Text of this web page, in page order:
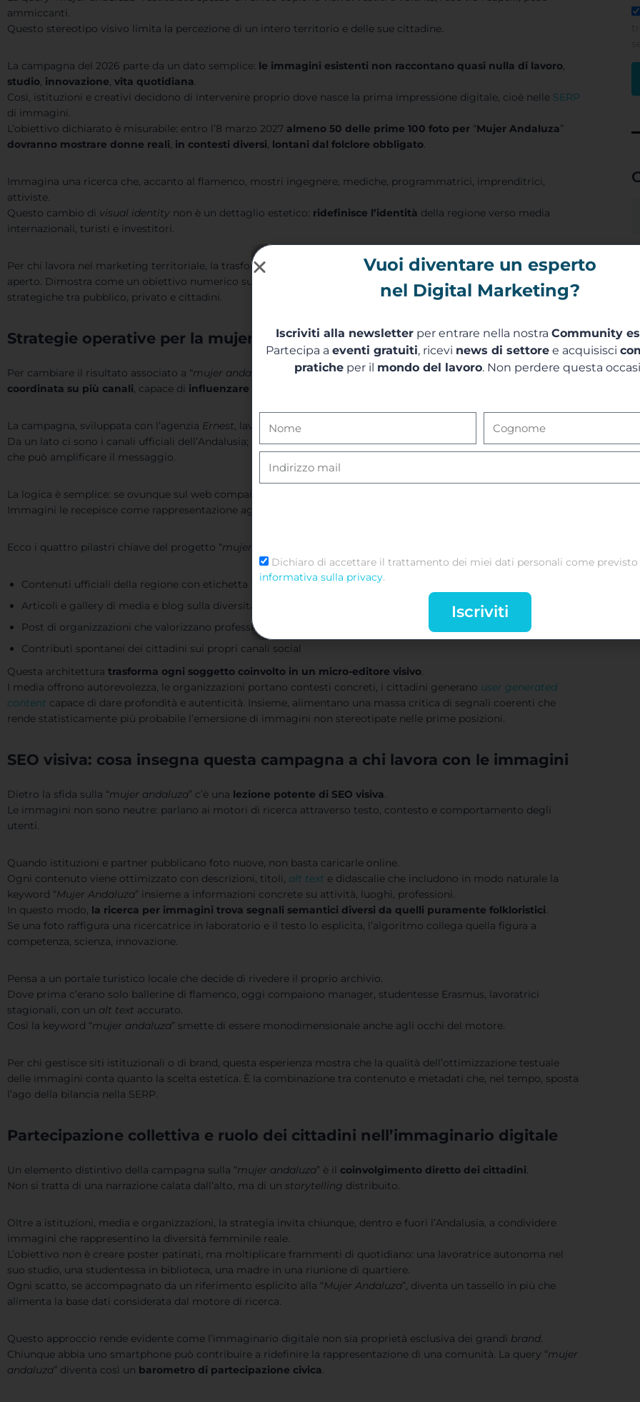
ammiccanti.
Questo stereotipo visivo limita la percezione di un intero territorio e delle sue cittadine.
La campagna del 2026 parte da un dato semplice: le immagini esistenti non raccontano quasi nulla di lavoro,
studio, innovazione, vita quotidiana.
Così, istituzioni e creativi decidono di intervenire proprio dove nasce la prima impressione digitale, cioè nelle SERP
di immagini.
L’obiettivo dichiarato è misurabile: entro l’8 marzo 2027 almeno 50 delle prime 100 foto per “Mujer Andaluza”
dovranno mostrare donne reali, in contesti diversi, lontani dal folclore obbligato.
Immagina una ricerca che, accanto al flamenco, mostri ingegnere, mediche, programmatrici, imprenditrici,
attiviste.
Questo cambio di visual identity non è un dettaglio estetico: ridefinisce l’identità della regione verso media
internazionali, turisti e investitori.
Per chi lavora nel marketing territoriale, la trasformazione della query “ mujer andaluza” è un laboratorio a cielo
aperto. Dimostra come un obiettivo numerico sulla SERP possa guidare scelte creative, piani editoriali e alleanze
strategiche tra pubblico, privato e cittadini.
Strategie operative per la mujer andaluza
Per cambiare il risultato associato a “mujer andaluza ” non basta pubblicare qualche foto bella. Serve unastrategia
coordinata su più canali, capace di influenzare l’algoritmo
La campagna, sviluppata con l’agenzia Ernest, lavora quindi su quattro fronti distinti ma interconnessi.
Da un lato ci sono i canali ufficiali dell’Andalusia; dall’altro l’ecosistema di media, organizzazioni e persone comuni
che può amplificare il messaggio.
La logica è semplice: se ovunque sul web compaiono nuove immagini etichettate correttamente, Google
Immagini le recepisce come rappresentazione aggiornata.
Ecco i quattro pilastri chiave del progetto “mujer andaluza
Contenuti ufficiali della regione con etichetta “ Mujer Andaluza” aggiornata
Articoli e gallery di media e blog sulla diversità femminile
Post di organizzazioni che valorizzano professioni e ruoli reali
Contributi spontanei dei cittadini sui propri canali social
Questa architettura trasforma ogni soggetto coinvolto in un micro-editore visivo.
I media offrono autorevolezza, le organizzazioni portano contesti concreti, i cittadini generano user generated
content capace di dare profondità e autenticità. Insieme, alimentano una massa critica di segnali coerenti che
rende statisticamente più probabile l’emersione di immagini non stereotipate nelle prime posizioni.
SEO visiva: cosa insegna questa campagna a chi lavora con le immagini
Dietro la sfida sulla “mujer andaluza” c’è una lezione potente di SEO visiva.
Le immagini non sono neutre: parlano ai motori di ricerca attraverso testo, contesto e comportamento degli
utenti.
Quando istituzioni e partner pubblicano foto nuove, non basta caricarle online.
Ogni contenuto viene ottimizzato con descrizioni, titoli, alt text e didascalie che includono in modo naturale la
keyword “Mujer Andaluza” insieme a informazioni concrete su attività, luoghi, professioni.
In questo modo, la ricerca per immagini trova segnali semantici diversi da quelli puramente folkloristici.
Se una foto raffigura una ricercatrice in laboratorio e il testo lo esplicita, l’algoritmo collega quella figura a
competenza, scienza, innovazione.
Pensa a un portale turistico locale che decide di rivedere il proprio archivio.
Dove prima c’erano solo ballerine di flamenco, oggi compaiono manager, studentesse Erasmus, lavoratrici
stagionali, con un alt text accurato.
Così la keyword “mujer andaluza” smette di essere monodimensionale anche agli occhi del motore.
Per chi gestisce siti istituzionali o di brand, questa esperienza mostra che la qualità dell’ottimizzazione testuale
delle immagini conta quanto la scelta estetica. È la combinazione tra contenuto e metadati che, nel tempo, sposta
l’ago della bilancia nella SERP.
Partecipazione collettiva e ruolo dei cittadini nell’immaginario digitale
Un elemento distintivo della campagna sulla “mujer andaluza” è il coinvolgimento diretto dei cittadini.
Non si tratta di una narrazione calata dall’alto, ma di un storytelling distribuito.
Oltre a istituzioni, media e organizzazioni, la strategia invita chiunque, dentro e fuori l’Andalusia, a condividere
immagini che rappresentino la diversità femminile reale.
L’obiettivo non è creare poster patinati, ma moltiplicare frammenti di quotidiano: una lavoratrice autonoma nel
suo studio, una studentessa in biblioteca, una madre in una riunione di quartiere.
Ogni scatto, se accompagnato da un riferimento esplicito alla “Mujer Andaluza”, diventa un tassello in più che
alimenta la base dati considerata dal motore di ricerca.
Questo approccio rende evidente come l’immaginario digitale non sia proprietà esclusiva dei grandi brand.
Chiunque abbia uno smartphone può contribuire a ridefinire la rappresentazione di una comunità. La query “mujer
andaluza” diventa così un barometro di partecipazione civica.
Vuoi diventare un esperto
nel Digital Marketing?
Iscriviti alla newsletterper entrare nella nostra Community
Partecipa a eventi gratuiti, ricevi news di settore e acquisisci
pratiche per il mondo del lavoro. Non perdere questa
Dichiaro di accettare il trattamento dei miei dati personali come previsto
informativa sulla privacy.
Iscriviti